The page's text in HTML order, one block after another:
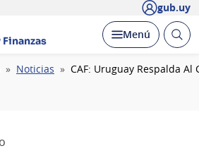
gub.uy
Desplegar
Menú Abrir
Noticias CAF: Uruguay Respalda